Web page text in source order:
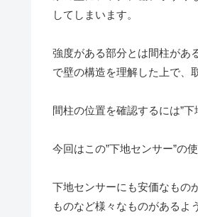
してしまいます。
強度がある部分とは間柱があ
で壁の構造を理解した上で、
間柱の位置を確認するには”
今回はこの”下地センサー”の
下地センサーにも安価なもの
ものなど様々なものがあるよ